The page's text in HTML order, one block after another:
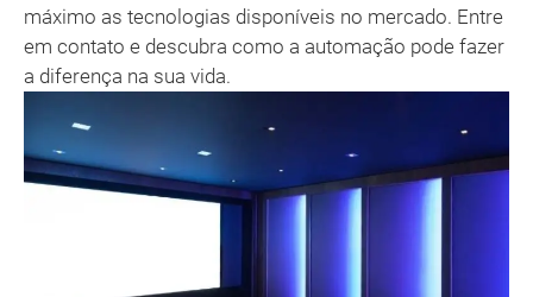
máximo as tecnologias disponíveis no mercado. Entre
em contato e descubra como a automação pode fazer
a diferença na sua vida.